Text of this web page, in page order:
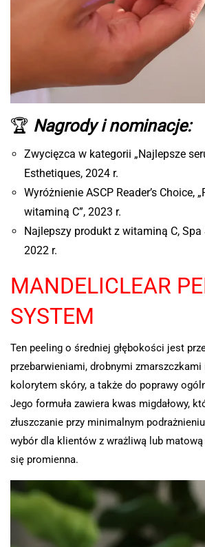
🏆 Nagrody i nominacje:
Zwycięzca w kategorii „Najlepsze
Esthetiques, 2024 r.
Wyróżnienie ASCP Reader’s Choice,
witaminą C”, 2023 r.
Najlepszy produkt z witaminą C, Spa
2022 r.
MANDELICLEAR
SYSTEM
Ten peeling o średniej głębokości jest
przebarwieniami, drobnymi
kolorytem skóry, a także do poprawy
Jego formuła zawiera kwas migdałowy,
złuszczanie przy minimalnym
wybór dla klientów z wrażliwą lub
się promienna.